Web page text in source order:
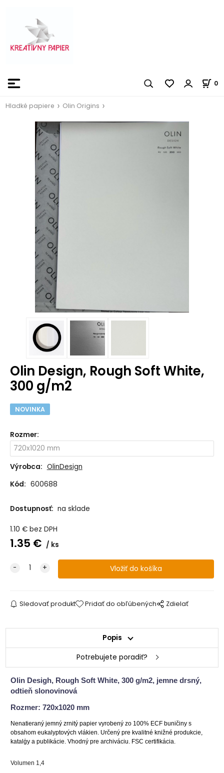
0
Hladké papiere Olin Origins
Olin Design, Rough Soft White,
300 g/m2
NOVINKA
Rozmer:
Výrobca: OlinDesign
Kód: 600688
Dostupnosť: na sklade
1.10 € bez DPH
1.35 € ks
Sledovať produkt Pridať do obľúbených Zdielať
Popis
Potrebujete poradiť?
Olin Desigh, Rough Soft White, 300 g/m2, jemne drsný,
odtieň slonovinová
Rozmer: 720x1020 mm
Nenatieraný jemný zrnitý papier vyrobený zo 100% ECF buničiny s
obsahom eukalyptových vlákien. Určený pre kvalitné knižné produkcie,
katalģy a publikácie. Vhodný pre archiváciu. FSC certifikácia.
Volumen 1,4